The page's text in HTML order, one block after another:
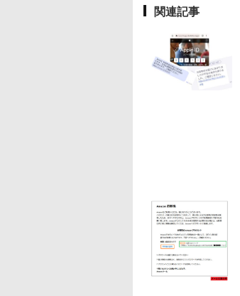
関連記事